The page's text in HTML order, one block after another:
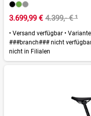
3.699,99 € 4.399,- €¹
• Versand verfügbar •
###branch### nicht
nicht in Filialen